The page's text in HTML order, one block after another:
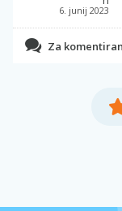
6. junij 2023
Za